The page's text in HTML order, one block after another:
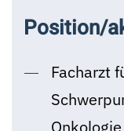
Position/
Facharzt
Onkologie